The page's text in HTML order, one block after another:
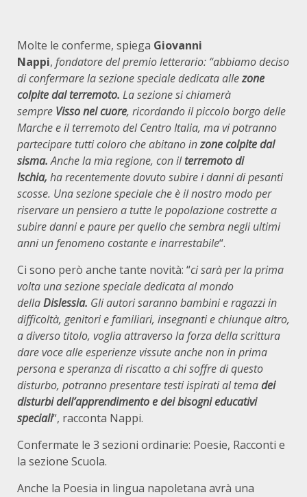
Molte le conferme, spiega Giovanni
Nappi, fondatore del premio letterario: “abbiamo deciso
di confermare la sezione speciale dedicata allezone
colpite dal terremoto. La sezione si chiamerà
sempre Visso nel cuore, ricordando il piccolo borgo delle
Marche e il terremoto del Centro Italia, ma vi potranno
partecipare tutti coloro che abitano inzone colpite dal
sisma.Anche la mia regione, con ilterremoto di
Ischia, ha recentemente dovuto subire i danni di pesanti
scosse. Una sezione speciale che è il nostro modo per
riservare un pensiero a tutte le popolazione costrette a
subire danni e paure per quello che sembra negli ultimi
anni un fenomeno costante e inarrestabile“.
Ci sono però anche tante novità: “ci sarà per la prima
volta una sezione speciale dedicata al mondo
dellaDislessia. Gli autori saranno bambini e ragazzi in
difficoltà, genitori e familiari, insegnanti e chiunque altro,
a diverso titolo, voglia attraverso la forza della scrittura
dare voce alle esperienze vissute anche non in prima
persona e speranza di riscatto a chi soffre di questo
disturbo, potranno presentare testi ispirati al temadei
disturbi dell’apprendimento e dei bisogni educativi
speciali“, racconta Nappi.
Confermate le 3 sezioni ordinarie: Poesie, Racconti e
la sezione Scuola.
Anche la Poesia in lingua napoletana avrà una